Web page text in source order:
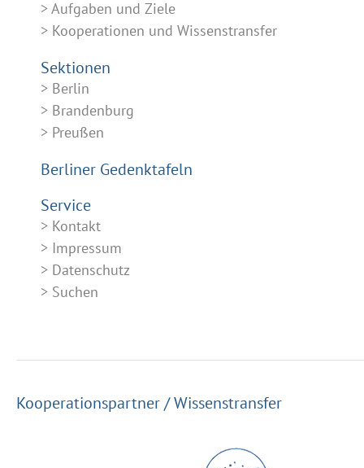
Aufgaben und Ziele
Kooperationen und Wissenstransfer
Sektionen
Berlin
Brandenburg
Preußen
Berliner Gedenktafeln
Service
Kontakt
Impressum
Datenschutz
Suchen
Kooperationspartner / Wissenstransfer